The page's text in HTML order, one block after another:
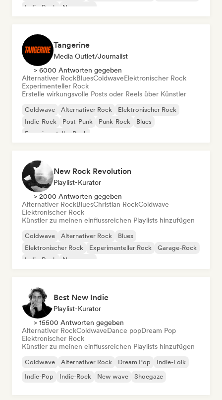
Indie-Rock
New wave
Tangerine
Media Outlet/Journalist
> 6000 Antworten gegeben
Alternativer RockBluesColdwaveElektronischer Rock
Experimenteller Rock
Erstelle wirkungsvolle Posts oder Reels über Künstler
Coldwave Alternativer Rock
Elektronischer Rock
Indie-Rock
Post-Punk Punk-Rock
Blues
Experimenteller Rock
New Rock Revolution
Playlist-Kurator
> 2000 Antworten gegeben
Alternativer RockBluesChristian RockColdwave
Elektronischer Rock
Künstler zu meinen einflussreichen Playlists hinzufügen
Coldwave Alternativer Rock
Blues
Elektronischer Rock
Experimenteller Rock
Garage-Rock
Indie-Rock
New wave
Best New Indie
Playlist-Kurator
> 15500 Antworten gegeben
Alternativer RockColdwaveDance popDream Pop
Elektronischer Rock
Künstler zu meinen einflussreichen Playlists hinzufügen
Coldwave Alternativer Rock Dream Pop
Indie-Folk
Indie-Pop
Indie-Rock New wave Shoegaze